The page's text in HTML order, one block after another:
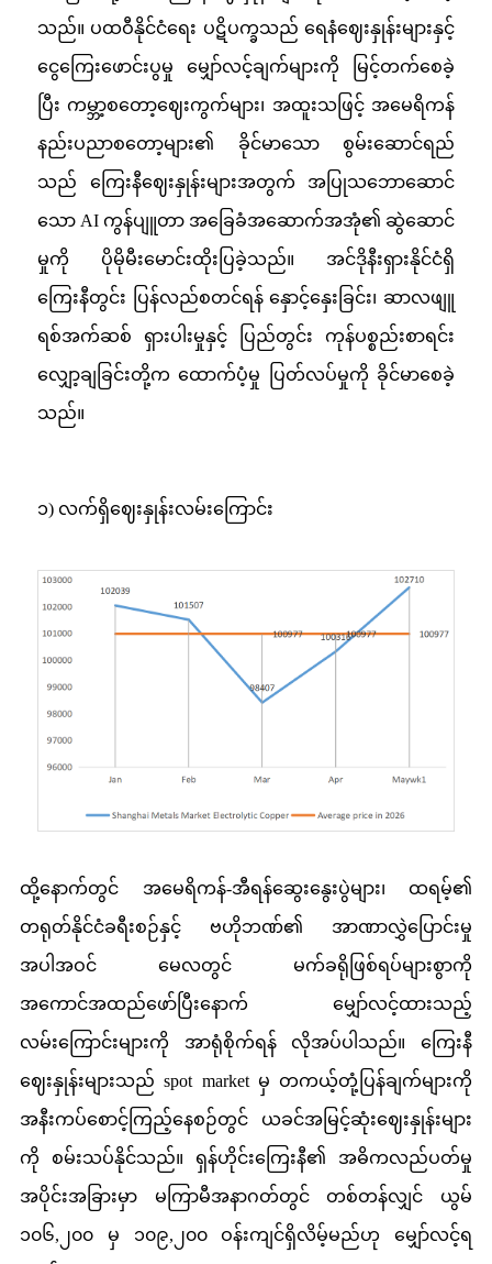
သည်။ ပထဝီနိုင်ငံရေး ပဋိပက္ခသည် ရေနံဈေးနှုန်းများနှင့်
ငွေကြေးဖောင်းပွမှု မျှော်လင့်ချက်များကို မြင့်တက်စေခဲ့
ပြီး ကမ္ဘာ့စတော့ဈေးကွက်များ၊ အထူးသဖြင့် အမေရိကန်
နည်းပညာစတော့များ၏ ခိုင်မာသော စွမ်းဆောင်ရည်
သည် ကြေးနီဈေးနှုန်းများအတွက် အပြုသဘောဆောင်
သော AI ကွန်ပျူတာ အခြေခံအဆောက်အအုံ၏ ဆွဲဆောင်
မှုကို ပိုမိုမီးမောင်းထိုးပြခဲ့သည်။ အင်ဒိုနီးရှားနိုင်ငံရှိ
ကြေးနီတွင်း ပြန်လည်စတင်ရန် နှောင့်နှေးခြင်း၊ ဆာလဖျူ
ရစ်အက်ဆစ် ရှားပါးမှုနှင့် ပြည်တွင်း ကုန်ပစ္စည်းစာရင်း
လျှော့ချခြင်းတို့က ထောက်ပံ့မှု ပြတ်လပ်မှုကို ခိုင်မာစေခဲ့
သည်။
၁) လက်ရှိဈေးနှုန်းလမ်းကြောင်း
ထို့နောက်တွင် အမေရိကန်-အီရန်ဆွေးနွေးပွဲများ၊ ထရမ့်၏
တရုတ်နိုင်ငံခရီးစဉ်နှင့် ဗဟိုဘဏ်၏ အာဏာလွှဲပြောင်းမှု
အပါအဝင် မေလတွင် မက်ခရိုဖြစ်ရပ်များစွာကို
အကောင်အထည်ဖော်ပြီးနောက် မျှော်လင့်ထားသည့်
လမ်းကြောင်းများကို အာရုံစိုက်ရန် လိုအပ်ပါသည်။ ကြေးနီ
ဈေးနှုန်းများသည် spot market မှ တကယ့်တုံ့ပြန်ချက်များကို
အနီးကပ်စောင့်ကြည့်နေစဉ်တွင် ယခင်အမြင့်ဆုံးဈေးနှုန်းများ
ကို စမ်းသပ်နိုင်သည်။ ရှန်ဟိုင်းကြေးနီ၏ အဓိကလည်ပတ်မှု
အပိုင်းအခြားမှာ မကြာမီအနာဂတ်တွင် တစ်တန်လျှင် ယွမ်
၁၀၆,၂၀၀ မှ ၁၀၉,၂၀၀ ဝန်းကျင်ရှိလိမ့်မည်ဟု မျှော်လင့်ရ